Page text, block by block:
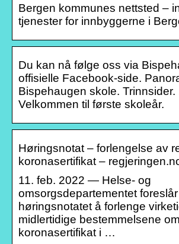
Bergen kommunes nettsted –
tjenester for innbyggerne i
Du kan nå følge oss via
offisielle Facebook-side.
Bispehaugen skole. Trinnsider.
Velkommen til første skoleår.
Høringsnotat – forlengelse av
koronasertifikat –
11. feb. 2022 — Helse- og
omsorgsdepartementet
høringsnotatet å forlenge
midlertidige bestemmelsene om
koronasertifikat i …